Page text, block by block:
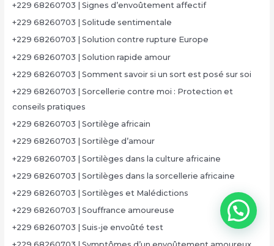
+229 68260703 | Signes d’envoûtement affectif
+229 68260703 | Solitude sentimentale
+229 68260703 | Solution contre rupture Europe
+229 68260703 | Solution rapide amour
+229 68260703 | Somment savoir si un sort est posé sur soi
+229 68260703 | Sorcellerie contre moi : Protection et
conseils pratiques
+229 68260703 | Sortilège africain
+229 68260703 | Sortilège d’amour
+229 68260703 | Sortilèges dans la culture africaine
+229 68260703 | Sortilèges dans la sorcellerie africaine
+229 68260703 | Sortilèges et Malédictions
+229 68260703 | Souffrance amoureuse
+229 68260703 | Suis-je envoûté test